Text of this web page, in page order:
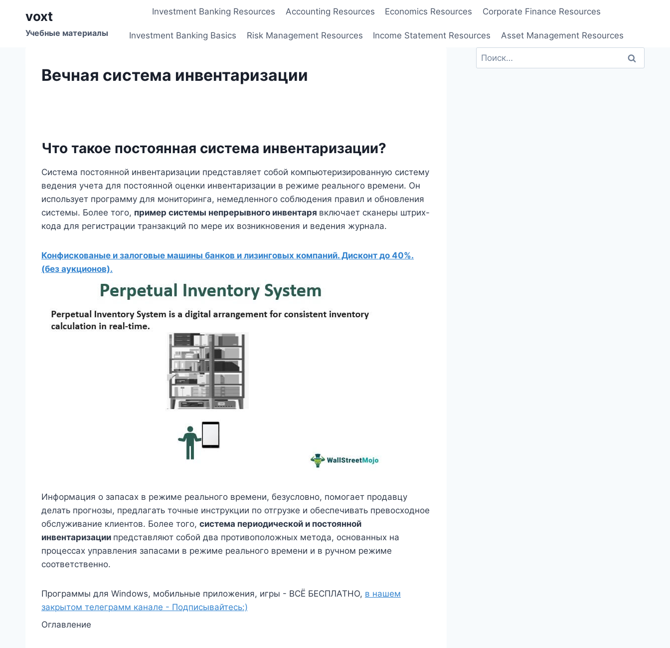
содержимому
voxt
Учебные материалы
Investment Banking Resources Accounting Resources Economics Resources Corporate Finance Resources
Investment Banking Basics Risk Management Resources Income Statement Resources Asset Management Resources
Вечная система инвентаризации
Что такое постоянная система инвентаризации?
Система постоянной инвентаризации представляет собой компьютеризированную систему
ведения учета для постоянной оценки инвентаризации в режиме реального времени. Он
использует программу для мониторинга, немедленного соблюдения правил и обновления
системы. Более того, пример системы непрерывного инвентаря включает сканеры штрих-
кода для регистрации транзакций по мере их возникновения и ведения журнала.
Конфискованые и залоговые машины банков и лизинговых компаний. Дисконт до 40%.
(без аукционов).
Информация о запасах в режиме реального времени, безусловно, помогает продавцу
делать прогнозы, предлагать точные инструкции по отгрузке и обеспечивать превосходное
обслуживание клиентов. Более того, система периодической и постоянной
инвентаризации представляют собой два противоположных метода, основанных на
процессах управления запасами в режиме реального времени и в ручном режиме
соответственно.
Программы для Windows, мобильные приложения, игры - ВСЁ БЕСПЛАТНО, в нашем
закрытом телеграмм канале - Подписывайтесь:)
Оглавление
Найти: